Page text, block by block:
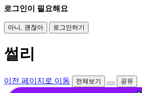
로그인이 필요해요
아니, 괜찮아 로그인하기
썰리
이전 페이지로 이동 전체보기 공유